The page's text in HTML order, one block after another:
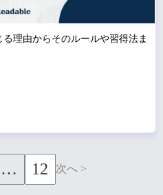
理由からそのルールや習得法ま
… 12 次へ >